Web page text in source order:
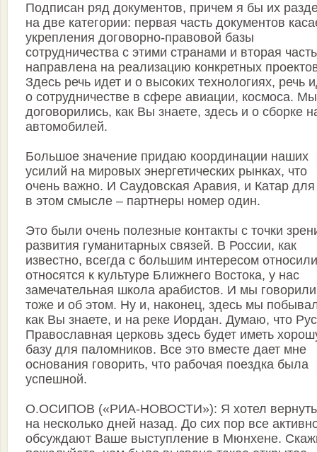
Подписан ряд документов, причем я бы их
на две категории: первая часть документов
укрепления договорно-правовой базы
сотрудничества с этими странами и вторая часть
направлена на реализацию конкретных
Здесь речь идет и о высоких технологиях, речь
о сотрудничестве в сфере авиации, космоса. Мы
договорились, как Вы знаете, здесь и о сборке
автомобилей.
Большое значение придаю координации наших
усилий на мировых энергетических рынках, что
очень важно. И Саудовская Аравия, и Катар для
в этом смысле – партнеры номер один.
Это были очень полезные контакты с точки
развития гуманитарных связей. В России, как
известно, всегда с большим интересом
относятся к культуре Ближнего Востока, у нас
замечательная школа арабистов. И мы говорили
тоже и об этом. Ну и, наконец, здесь мы
как Вы знаете, и на реке Иордан. Думаю, что
Православная церковь здесь будет иметь
базу для паломников. Все это вместе дает мне
основания говорить, что рабочая поездка была
успешной.
О.ОСИПОВ («РИА-НОВОСТИ»): Я хотел
на несколько дней назад. До сих пор все
обсуждают Ваше выступление в Мюнхене.